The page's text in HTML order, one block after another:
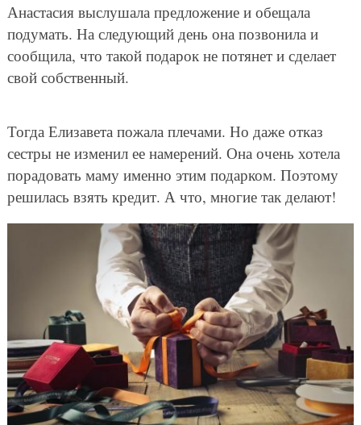
Анастасия выслушала предложение и обещала
подумать. На следующий день она позвонила и
сообщила, что такой подарок не потянет и сделает
свой собственный.
Тогда Елизавета пожала плечами. Но даже отказ
сестры не изменил ее намерений. Она очень хотела
порадовать маму именно этим подарком. Поэтому
решилась взять кредит. А что, многие так делают!